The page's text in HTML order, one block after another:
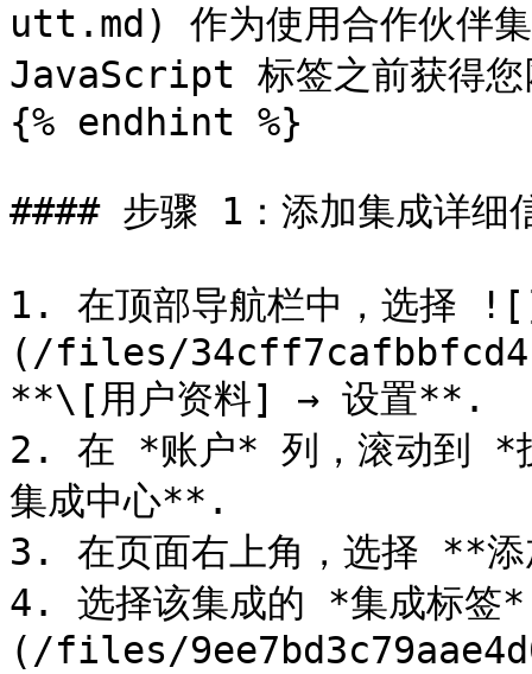
utt.md) 作为使用合作伙伴集
JavaScript 标签之前获得您
{% endhint %}
#### 步骤 1：添加集成详细
1. 在顶部导航栏中，选择
(/files/
**\[用户资料] → 设置**.
2. 在 *账户* 列，滚动到 *
集成中心**.
3. 在页面右上角，选择 **
4. 选择该集成的 *集成标
(/files/